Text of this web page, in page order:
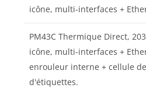
icône, multi-interfaces +
PM43C Thermique Direct,
icône, multi-interfaces +
enrouleur interne + cellule
d'étiquettes.